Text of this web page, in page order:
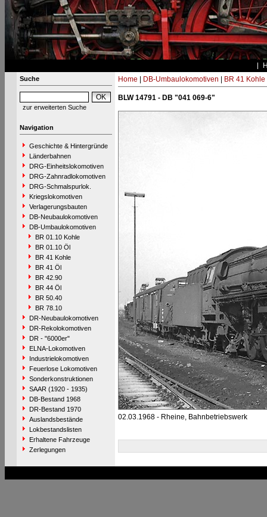
Suche
zur erweiterten Suche
Navigation
Geschichte & Hintergründe
Länderbahnen
DRG-Einheitslokomotiven
DRG-Zahnradlokomotiven
DRG-Schmalspurlok.
Kriegslokomotiven
Verlagerungsbauten
DB-Neubaulokomotiven
DB-Umbaulokomotiven
BR 01.10 Kohle
BR 01.10 Öl
BR 41 Kohle
BR 41 Öl
BR 42.90
BR 44 Öl
BR 50.40
BR 78.10
DR-Neubaulokomotiven
DR-Rekolokomotiven
DR - "6000er"
ELNA-Lokomotiven
Industrielokomotiven
Feuerlose Lokomotiven
Sonderkonstruktionen
SAAR (1920 - 1935)
DB-Bestand 1968
DR-Bestand 1970
Auslandsbestände
Lokbestandslisten
Erhaltene Fahrzeuge
Zerlegungen
Home DB-Umbaulokomotiven BR 41 Kohle
BLW 14791 - DB "041 069-6"
02.03.1968 - Rheine, Bahnbetriebswerk